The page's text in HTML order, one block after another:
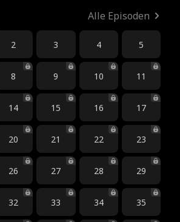
Alle Episoden
2 3 4 5
8 9 10 11
14 15 16 17
20 21 22 23
26 27 28 29
32 33 34 35